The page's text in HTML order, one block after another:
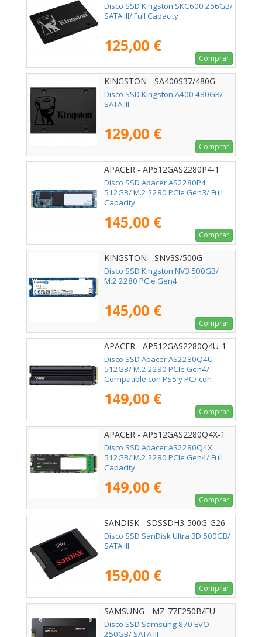
Disco SSD Kingston SKC600 256GB/
SATA III/ Full Capacity
125,00 €
Comprar
KINGSTON - SA400S37/480G
Disco SSD Kingston A400 480GB/
SATA III
129,00 €
Comprar
APACER - AP512GAS2280P4-1
Disco SSD Apacer AS2280P4
512GB/ M.2 2280 PCIe Gen3/ Full
Capacity
145,00 €
Comprar
KINGSTON - SNV3S/500G
Disco SSD Kingston NV3 500GB/
M.2 2280 PCIe Gen4
145,00 €
Comprar
APACER - AP512GAS2280Q4U-1
Disco SSD Apacer AS2280Q4U
512GB/ M.2 2280 PCIe Gen4/
Compatible con PS5 y PC/ con
149,00 €
Comprar
APACER - AP512GAS2280Q4X-1
Disco SSD Apacer AS2280Q4X
512GB/ M.2 2280 PCIe Gen4/ Full
Capacity
149,00 €
Comprar
SANDISK - SDSSDH3-500G-G26
Disco SSD SanDisk Ultra 3D 500GB/
SATA III
159,00 €
Comprar
SAMSUNG - MZ-77E250B/EU
Disco SSD Samsung 870 EVO
250GB/ SATA III